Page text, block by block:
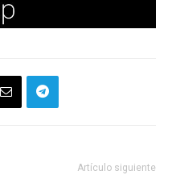
Artículo siguiente